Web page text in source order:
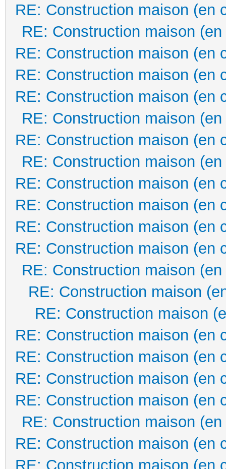
RE: Construction maison (en
RE: Construction maison
RE: Construction maison (en
RE: Construction maison (en
RE: Construction maison (en
RE: Construction maison
RE: Construction maison (en
RE: Construction maison
RE: Construction maison (en
RE: Construction maison (en
RE: Construction maison (en
RE: Construction maison (en
RE: Construction maison
RE: Construction maison
RE: Construction maison
RE: Construction maison (en
RE: Construction maison (en
RE: Construction maison (en
RE: Construction maison (en
RE: Construction maison
RE: Construction maison (en
RE: Construction maison (en